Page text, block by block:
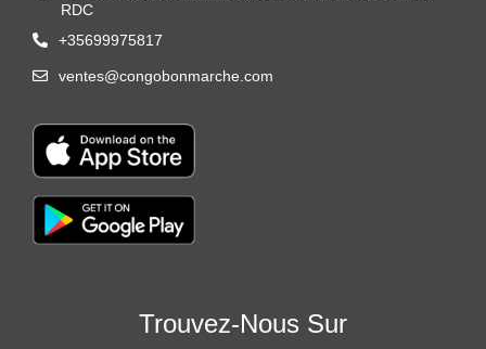
RDC
+35699975817
ventes@congobonmarche.com
Trouvez-Nous Sur